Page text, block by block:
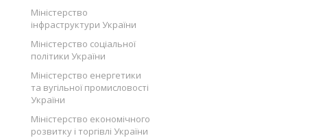
Міністерство
інфраструктури України
Міністерство соціальної
політики України
Міністерство енергетики
та вугільної промисловості
України
Міністерство економічного
розвитку і торгівлі України